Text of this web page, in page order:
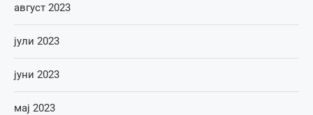
август 2023
јули 2023
јуни 2023
мај 2023